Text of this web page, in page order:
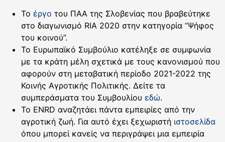
Το έργο του ΠΑΑ της Σλοβενίας που βραβεύτηκε
στο διαγωνισμό RIA 2020 στην κατηγορία “Ψήφος
του κοινού”.
Το Ευρωπαϊκό Συμβούλιο κατέληξε σε συμφωνία
με τα κράτη μέλη σχετικά με τους κανονισμού που
αφορούν στη μεταβατική περίοδο 2021-2022 της
Κοινής Αγροτικής Πολιτικής. Δείτε τα
συμπεράσματα του Συμβουλίου εδώ.
Το ENRD αναζητάει πάντα εμπειρίες από την
αγροτική ζωή. Για αυτό έχει ξεχωριστή ιστοσελίδα
όπου μπορεί κανείς να περιγράψει μια εμπειρία